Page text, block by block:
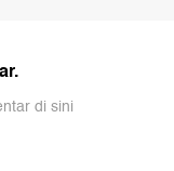
di sini